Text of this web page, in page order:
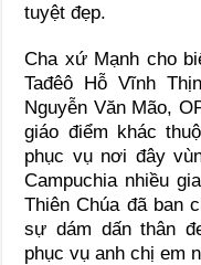
tuyệt đẹp.
Cha xứ Mạnh cho
Tađêô Hỗ Vĩnh
Nguyễn Văn Mão,
giáo điểm khác
phục vụ nơi đây
Campuchia nhiều
Thiên Chúa đã ban
sự dám dấn thân
phục vụ anh chị em